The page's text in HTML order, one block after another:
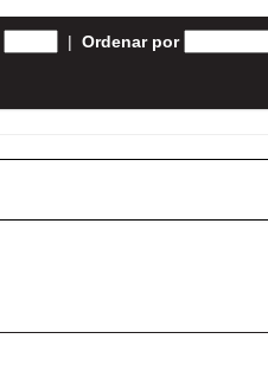
| Ordenar por